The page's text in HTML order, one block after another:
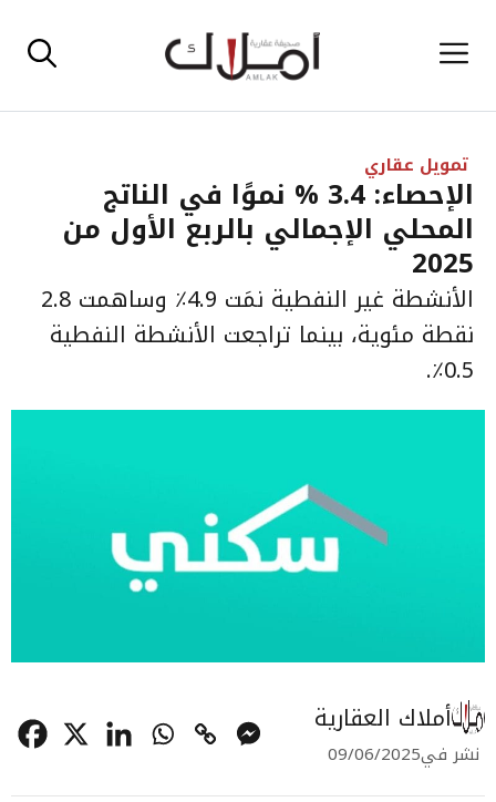
إلى القائمة
تمويل عقاري
الإحصاء: 3.4 % نموًا في الناتج
المحلي الإجمالي بالربع الأول من
2025
الأنشطة غير النفطية نمَت 4.9٪ وساهمت 2.8
نقطة مئوية، بينما تراجعت الأنشطة النفطية
0.5٪.
أملاك العقارية
نشر في09/06/2025